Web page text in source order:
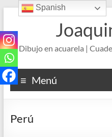
Saltar
contenido
Dibujo en acuarela |
Menú
Perú
Spanish